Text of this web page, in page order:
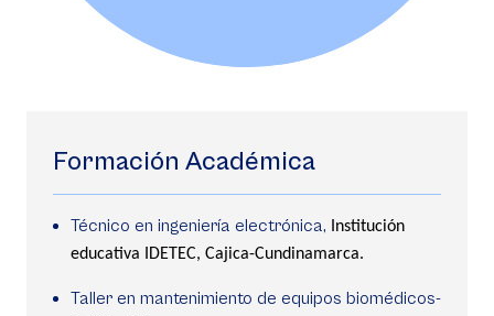
Formación Académica
Técnico en ingeniería electrónica,
Institución
educativa IDETEC, Cajica-Cundinamarca.
Taller en mantenimiento de equipos biomédicos-